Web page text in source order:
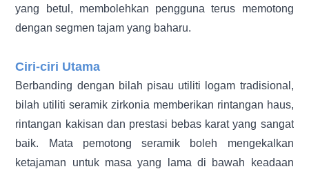
yang betul, membolehkan pengguna terus memotong
dengan segmen tajam yang baharu.
Ciri-ciri Utama
Berbanding dengan bilah pisau utiliti logam tradisional,
bilah utiliti seramik zirkonia memberikan rintangan haus,
rintangan kakisan dan prestasi bebas karat yang sangat
baik. Mata pemotong seramik boleh mengekalkan
ketajaman untuk masa yang lama di bawah keadaan